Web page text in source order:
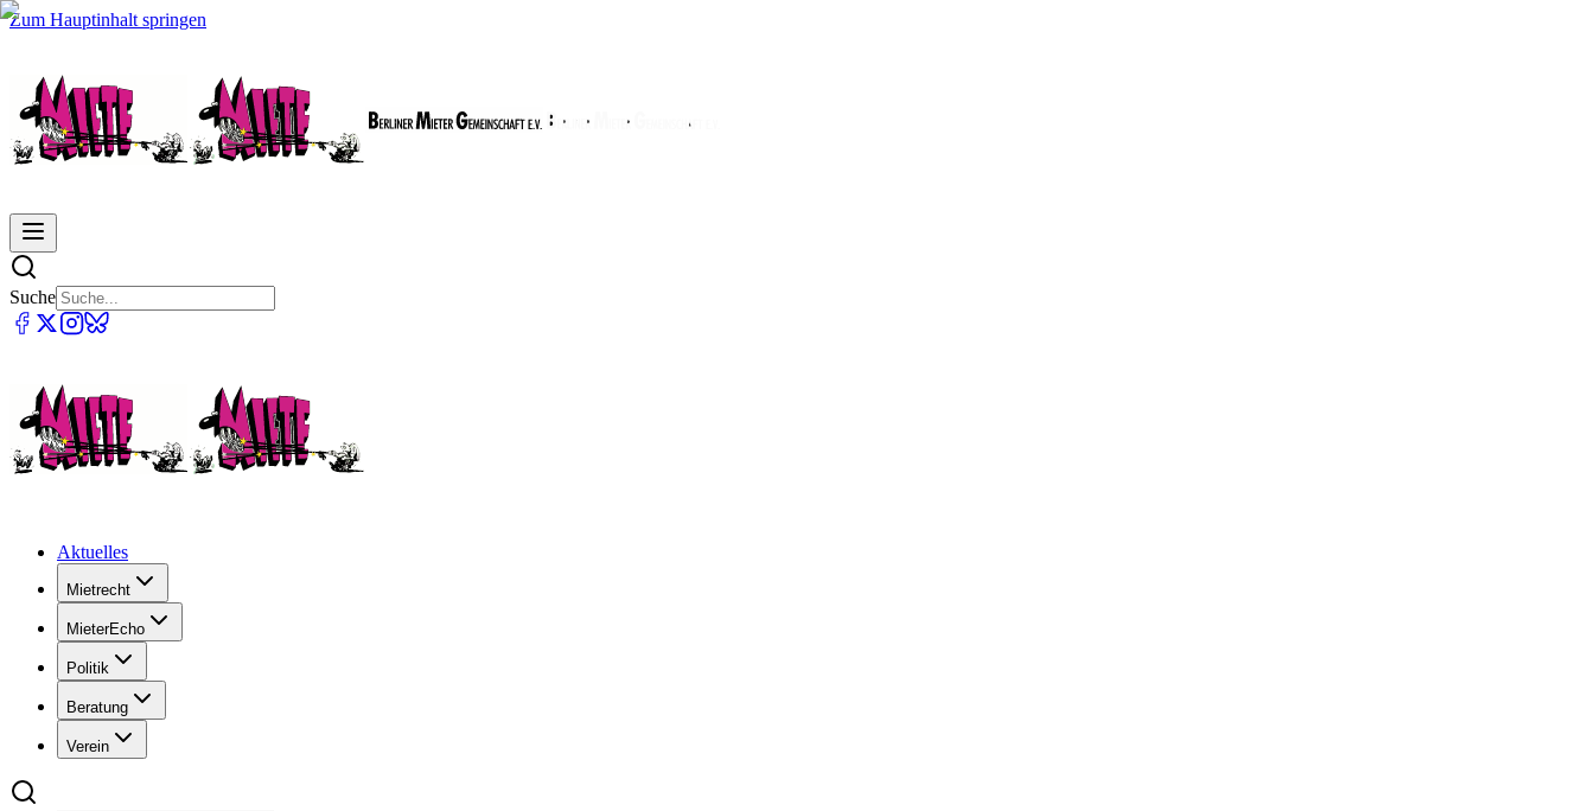
Zum Hauptinhalt springen
Suche
Aktuelles
Mietrecht
MieterEcho
Politik
Beratung
Verein